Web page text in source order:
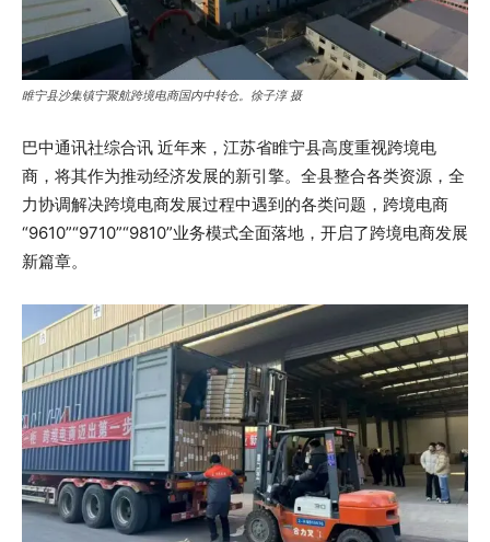
睢宁县沙集镇宁聚航跨境电商国内中转仓。徐子淳 摄
巴中通讯社综合讯 近年来，江苏省睢宁县高度重视跨境电
商，将其作为推动经济发展的新引擎。全县整合各类资源，全
力协调解决跨境电商发展过程中遇到的各类问题，跨境电商
“9610”“9710”“9810”业务模式全面落地，开启了跨境电商发展
新篇章。